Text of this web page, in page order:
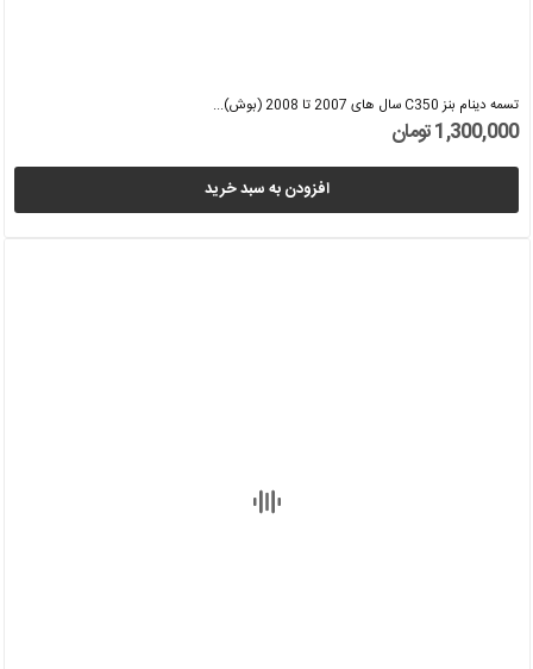
تسمه دینام بنز C350 سال های 2007 تا 2008 (بوش)...
1,300,000 تومان
افزودن به سبد خرید